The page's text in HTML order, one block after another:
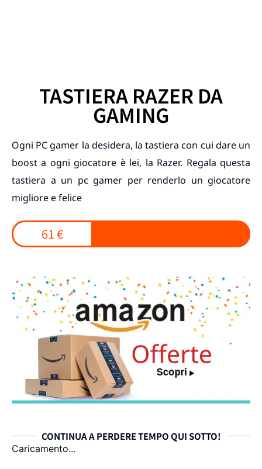
TASTIERA RAZER DA
GAMING
Ogni PC gamer la desidera, la tastiera con cui dare un
boost a ogni giocatore è lei, la Razer. Regala questa
tastiera a un pc gamer per renderlo un giocatore
migliore e felice
61 €
CONTINUA A PERDERE TEMPO QUI SOTTO!
Caricamento...